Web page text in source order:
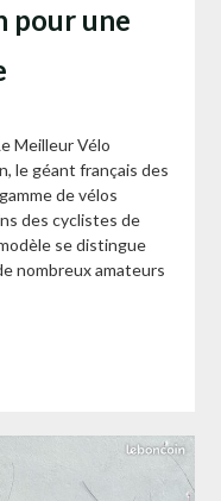
pour une
Meilleur Vélo
le géant français des
de vélos
des cyclistes de
se distingue
nombreux amateurs